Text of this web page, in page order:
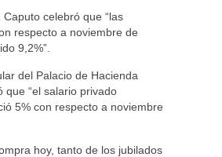
celebró que “las
respecto a noviembre de
9,2%”.
del Palacio de Hacienda
que “el salario privado
5% con respecto a noviembre
hoy, tanto de los jubilados